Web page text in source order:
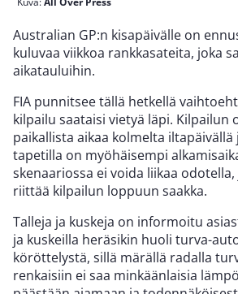
Australian GP:n kisapäivälle on
kuluvaa viikkoa rankkasateita, joka
aikatauluihin.
FIA punnitsee tällä hetkellä
kilpailu saataisi vietyä läpi. Kilpailun
paikallista aikaa kolmelta iltapäivällä
tapetilla on myöhäisempi
skenaariossa ei voida liikaa
riittää kilpailun loppuun saakka.
Talleja ja kuskeja on informoitu
ja kuskeilla heräsikin huoli turva-
köröttelystä, sillä märällä radalla
renkaisiin ei saa minkäänlaisia